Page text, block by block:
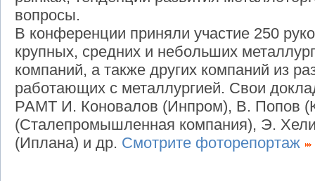
вопросы.
В конференции приняли участие 250
крупных, средних и небольших
компаний, а также других компаний из
работающих с металлургией. Свои
РАМТ И. Коновалов (Инпром), В. Попов
(Сталепромышленная компания), Э.
(Иплана) и др. Смотрите фоторепортаж